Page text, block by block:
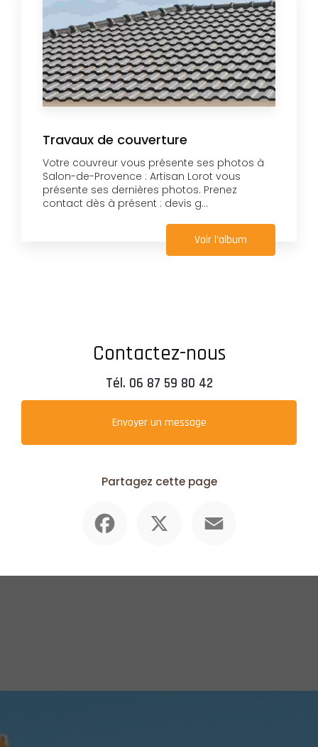
Travaux de couverture
Votre couvreur vous présente ses photos à
Salon-de-Provence : Artisan Lorot vous
présente ses dernières photos. Prenez
contact dès à présent : devis g...
Voir l'album
Contactez-nous
Tél. 06 87 59 80 42
Envoyer un message
Partagez cette page